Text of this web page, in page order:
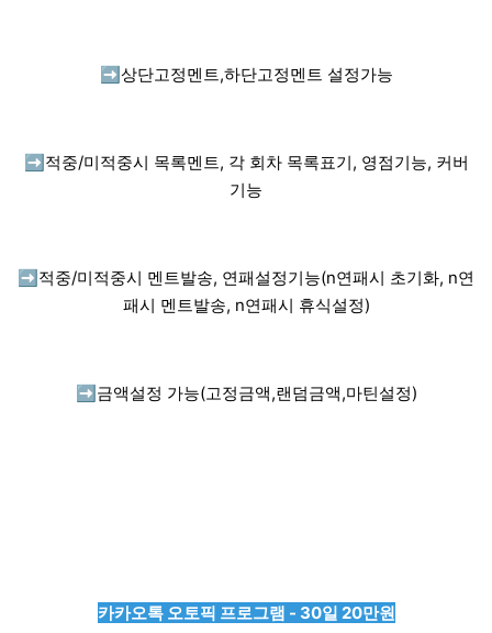
➡️ 상단고정멘트,하단고정멘트 설정가능
➡️ 적중/미적중시 목록멘트, 각 회차 목록표기, 영점기능, 커버
기능
➡️ 적중/미적중시 멘트발송, 연패설정기능(n연패시 초기화, n연
패시 멘트발송, n연패시 휴식설정)
➡️ 금액설정 가능(고정금액,랜덤금액,마틴설정)
카카오톡 오토픽 프로그램 - 30일 20만원